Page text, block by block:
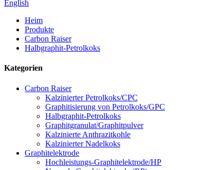
English
Heim
Produkte
Carbon Raiser
Halbgraphit-Petrolkoks
Kategorien
Carbon Raiser
Kalzinierter Petrolkoks/CPC
Graphitisierung von Petrolkoks/GPC
Halbgraphit-Petrolkoks
Graphitgranulat/Graphitpulver
Kalzinierte Anthrazitkohle
Kalzinierter Nadelkoks
Graphitelektrode
Hochleistungs-Graphitelektrode/HP